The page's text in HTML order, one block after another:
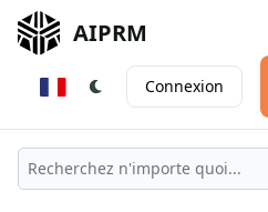
AIPRM
Connexion